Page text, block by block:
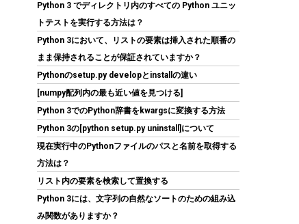
玄人志向 電源ユニット 850W ATX 電源 80
PLUS ゴールド PC電源 フルプラグイン KRPW-
GS850W/90+
(54217) GBP 48.49 (2026-08-09 04:05
GMT +09:00 時点 -詳細はこちら)
Python 3 でディレクトリ内のすべての Python ユニッ
トテストを実行する方法は？
Python 3において、リストの要素は挿入された順番の
まま保持されることが保証されていますか？
Pythonのsetup.py developとinstallの違い
[numpy配列内の最も近い値を見つける]
Python 3でのPython辞書をkwargsに変換する方法
Python 3の[python setup.py uninstall]について
現在実行中のPythonファイルのパスと名前を取得する
方法は？
リスト内の要素を検索して置換する
Python 3には、文字列の自然なソートのための組み込
み関数がありますか？